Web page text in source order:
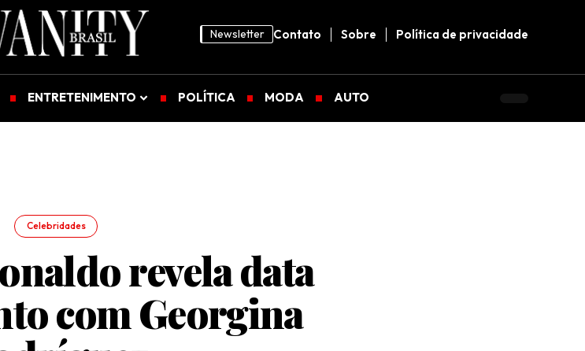
Newsletter Contato Sobre Política de privacidade
ENTRETENIMENTO POLÍTICA MODA AUTO
Celebridades
revela data
com Georgina